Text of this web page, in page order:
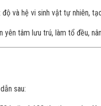
và hệ vi sinh vật tự nhiên,
yên tâm lưu trú, làm tổ đều,
sau: